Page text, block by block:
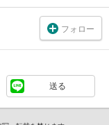
フォロー
送る